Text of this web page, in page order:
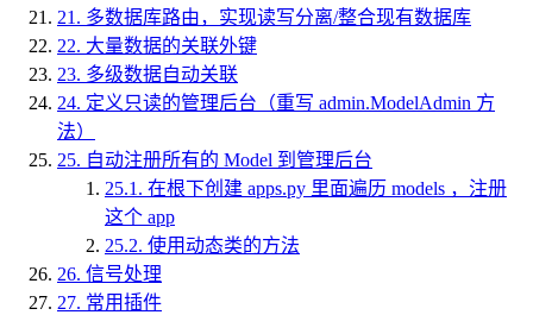
21. 多数据库路由，实现读写分离/整合现有数据库
22. 大量数据的关联外键
23. 多级数据自动关联
24. 定义只读的管理后台（重写 admin.ModelAdmin 方
法）
25. 自动注册所有的 Model 到管理后台
25.1. 在根下创建 apps.py 里面遍历 models ，注册
这个 app
25.2. 使用动态类的方法
26. 信号处理
27. 常用插件